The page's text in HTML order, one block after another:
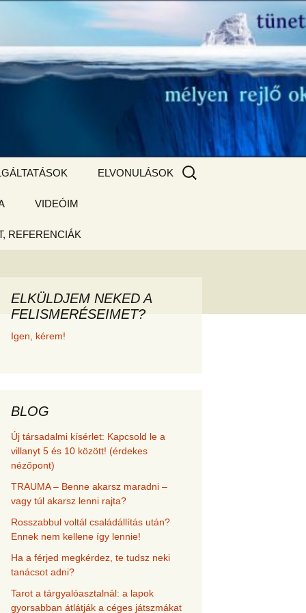
BOLT
ELVONULÁSOK
VIDEÓIM
REFERENCIÁK
az új
és
Keresés:
ELKÜLDJEM NEKED A
FELISMERÉSEIMET?
Igen, kérem!
BLOG
Új társadalmi kísérlet: Kapcsold le a
villanyt 5 és 10 között! (érdekes
nézőpont)
TRAUMA – Benne akarsz maradni –
vagy túl akarsz lenni rajta?
Rosszabbul voltál családállítás után?
Ennek nem kellene így lennie!
Ha a férjed megkérdez, te tudsz neki
tanácsot adni?
Tarot a tárgyalóasztalnál: a lapok
gyorsabban átlátják a céges játszmákat